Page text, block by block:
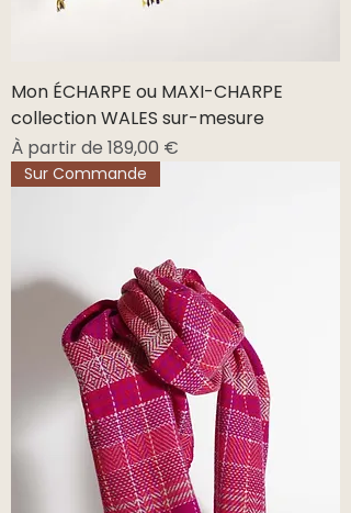
Mon ÉCHARPE ou MAXI-CHARPE
collection WALES sur-mesure
À partir de 189,00 €
Prix promotionnel
Sur Commande